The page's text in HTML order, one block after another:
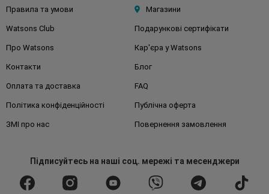
Правила та умови Магазини
Watsons Club Подарункові сертифікати
Про Watsons Кар'єра у Watsons
Контакти Блог
Оплата та доставка FAQ
Політика конфіденційності Публічна оферта
ЗМІ про нас Повернення замовлення
Підписуйтесьна наші соц. мережі та месенджери